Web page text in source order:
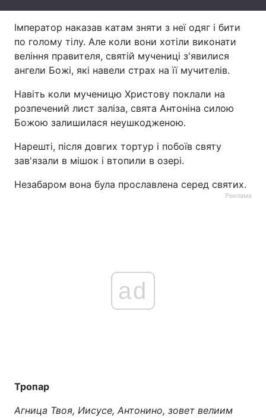
Відео з Youtube Статті
Архів Вакансії
Контакти
Послуги
Імператор наказав катам зняти з неї одяг і бити
по голому тілу. Але коли вони хотіли виконати
веління правителя, святій мучениці з'явилися
ангели Божі, які навели страх на її мучителів.
Навіть коли мученицю Христову поклали на
розпечений лист заліза, свята Антоніна силою
Божою залишилася неушкодженою.
Нарешті, після довгих тортур і побоїв святу
зав'язали в мішок і втопили в озері.
Незабаром вона була прославлена серед святих.
Реклама
ad
Тропар
Агница Твоя, Иисусе, Антонино, зовет велиим